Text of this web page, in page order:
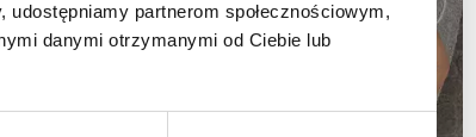
partnerom społecznościowym,
danymi otrzymanymi od Ciebie lub